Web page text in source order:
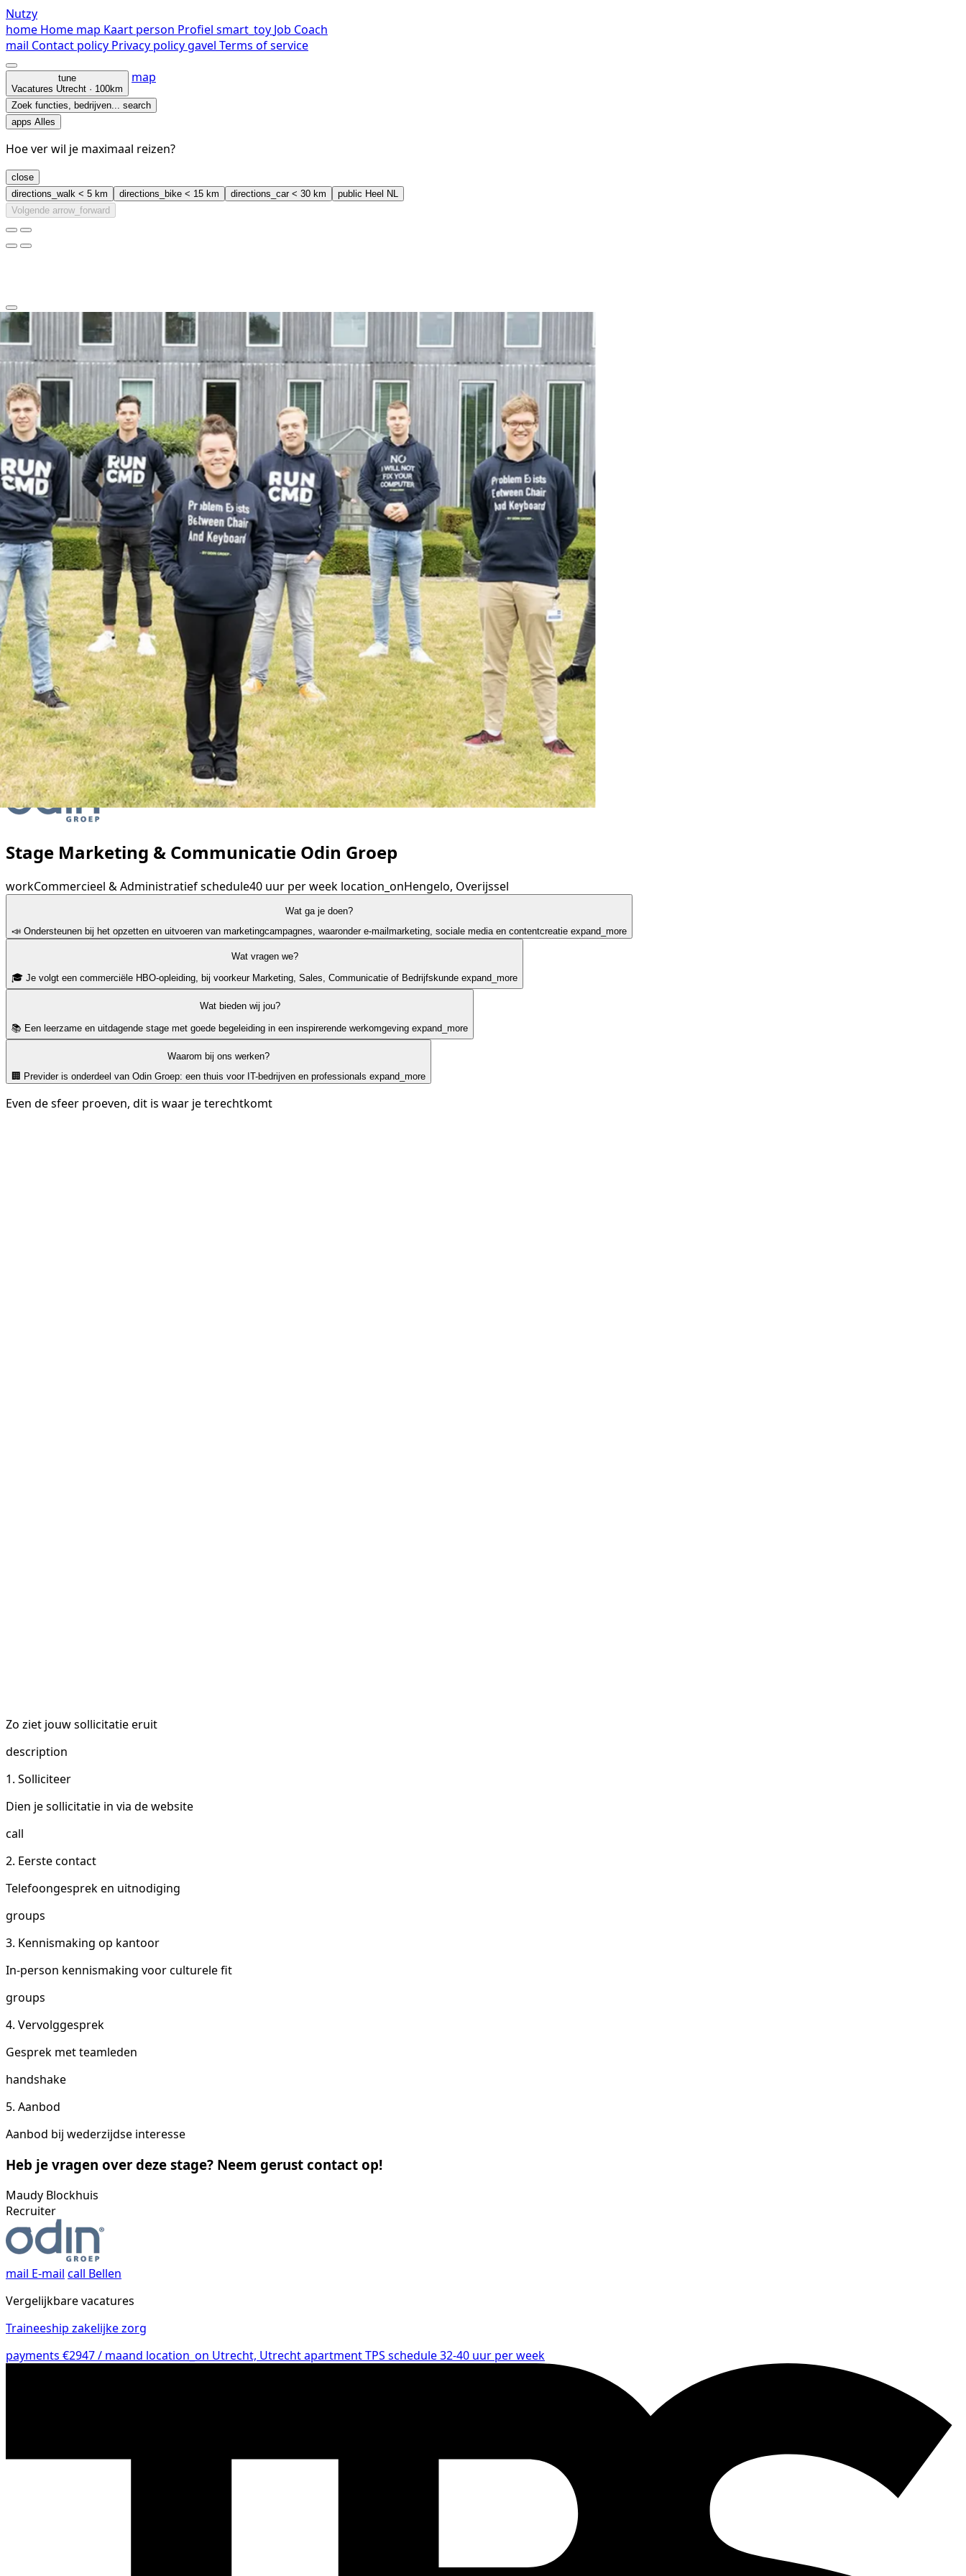
Nutzy
home Home map Kaart person Profiel smart_toy Job Coach
mail Contact policy Privacy policygavel Terms of service
tune
Vacatures Utrecht · 100km
map
Zoek functies, bedrijven... search
apps Alles
Hoe ver wil je maximaal reizen?
close
directions_walk < 5 km directions_bike < 15 km directions_car< 30 km public Heel NL
Volgende arrow_forward
clear
arrow_back_ios_new
Stage Marketing & Communicatie Odin Groep
workCommercieel & Administratiefschedule40 uur per week location_onHengelo, Overijssel
Wat ga je doen?
📣 Ondersteunen bij het opzetten en uitvoeren van marketingcampagnes, waaronder e-mailmarketing, sociale media en contentcreatie expand_more
Wat vragen we?
🎓 Je volgt een commerciële HBO-opleiding, bij voorkeur Marketing, Sales, Communicatie of Bedrijfskunde expand_more
Wat bieden wij jou?
📚 Een leerzame en uitdagende stage met goede begeleiding in een inspirerende werkomgeving expand_more
Waarom bij ons werken?
🏢 Previder is onderdeel van Odin Groep: een thuis voor IT-bedrijven en professionals expand_more
Even de sfeer proeven, dit is waar je terechtkomt
Zo ziet jouw sollicitatie eruit
description
1. Solliciteer
Dien je sollicitatie in via de website
call
2. Eerste contact
Telefoongesprek en uitnodiging
groups
3. Kennismaking op kantoor
In-person kennismaking voor culturele fit
groups
4. Vervolggesprek
Gesprek met teamleden
handshake
5. Aanbod
Aanbod bij wederzijdse interesse
Heb je vragen over deze stage? Neem gerust contact op!
Maudy Blockhuis
Recruiter
mail E-mail call Bellen
Vergelijkbare vacatures
Traineeship zakelijke zorg
payments €2947 / maand location_on Utrecht, UtrechtapartmentTPS schedule32-40 uur per week